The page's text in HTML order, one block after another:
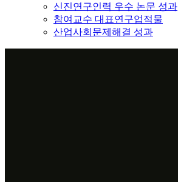
신진연구인력 우수 논문 성과
참여교수 대표연구업적물
산업사회문제해결 성과